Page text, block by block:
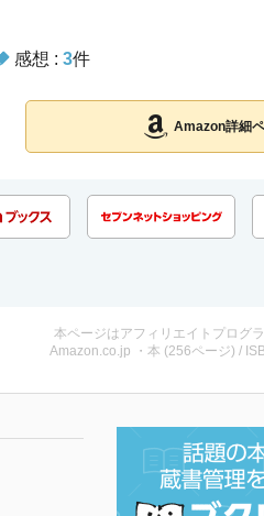
感想 : 3件
Amazon詳細
本ページはアフィリエイトプログ
Amazon.co.jp ・本 (256ページ) /